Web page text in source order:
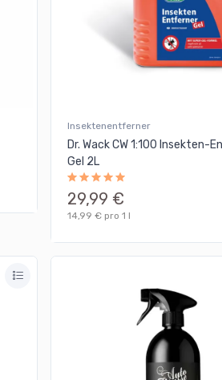
Insektenentferner
Dr. Wack CW 1:100 Insekten-
Gel 2L
29,99 €
14,99 € pro 1 l